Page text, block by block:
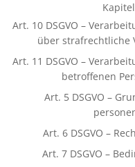
Art. 10 DSGVO –
über strafrechtliche
Art. 11 DSGVO –
betroffenen
Art. 5 DSGVO –
Art. 6 DSGVO –
Art. 7 DSGVO –